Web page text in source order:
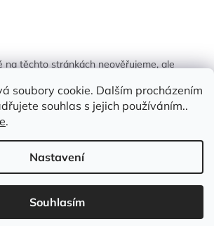
soubory cookie. Dalším procházením
souhlas s jejich používáním..
.
Nastavení
Souhlasím
na těchto stránkách neověřujeme, ale
Vytvořil Shoptet
Zlatá Žirafa. Všechna práva vyhrazena.